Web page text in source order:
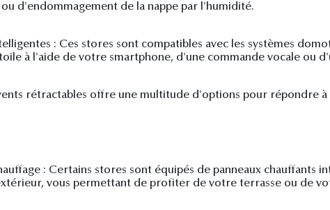
d'endommagement de la nappe par l'humidité.
: Ces stores sont compatibles avec les systèmes
à l'aide de votre smartphone, d'une commande vocale ou
rétractables offre une multitude d'options pour répondre à
: Certains stores sont équipés de panneaux chauffants
vous permettant de profiter de votre terrasse ou de